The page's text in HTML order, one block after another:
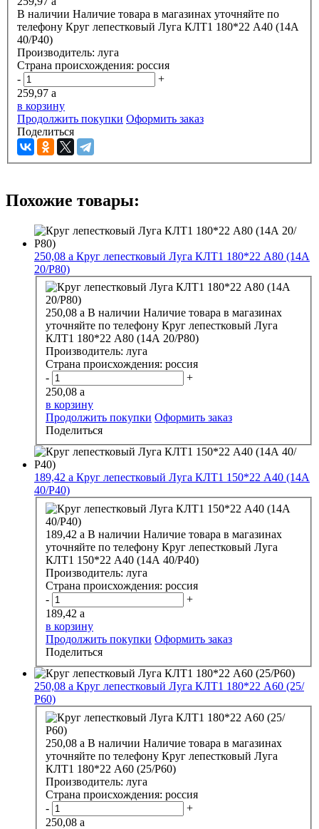
В наличии Наличие товара в магазинах уточняйте по
телефону Круг лепестковый Луга КЛТ1 180*22 А40 (14А
40/Р40)
Производитель: луга
Страна происхождения: россия
-
+
259,97 a
в корзину
Продолжить покупки Оформить заказ
Поделиться
Похожие товары:
250,08 a Круг лепестковый Луга КЛТ1 180*22 А80 (14А
20/Р80)
250,08 a В наличии Наличие товара в магазинах
уточняйте по телефону Круг лепестковый Луга
КЛТ1 180*22 А80 (14А 20/Р80)
Производитель: луга
Страна происхождения: россия
-
+
250,08 a
в корзину
Продолжить покупки Оформить заказ
Поделиться
189,42 a Круг лепестковый Луга КЛТ1 150*22 А40 (14А
40/Р40)
189,42 a В наличии Наличие товара в магазинах
уточняйте по телефону Круг лепестковый Луга
КЛТ1 150*22 А40 (14А 40/Р40)
Производитель: луга
Страна происхождения: россия
-
+
189,42 a
в корзину
Продолжить покупки Оформить заказ
Поделиться
250,08 a Круг лепестковый Луга КЛТ1 180*22 А60 (25/
Р60)
250,08 a В наличии Наличие товара в магазинах
уточняйте по телефону Круг лепестковый Луга
КЛТ1 180*22 А60 (25/Р60)
Производитель: луга
Страна происхождения: россия
-
+
250,08 a